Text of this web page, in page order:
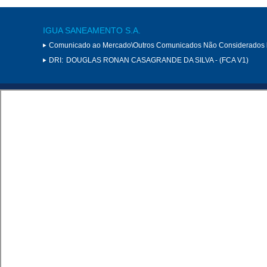
IGUA SANEAMENTO S.A.
Comunicado ao Mercado\Outros Comunicados Não Considerados
DRI: DOUGLAS RONAN CASAGRANDE DA SILVA - (FCA V1)